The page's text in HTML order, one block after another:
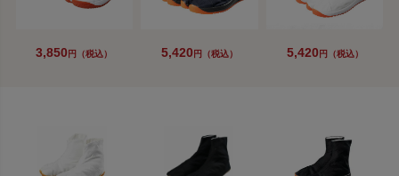
3,850 円（税込） 5,420 円（税込） 5,420 円（税込）